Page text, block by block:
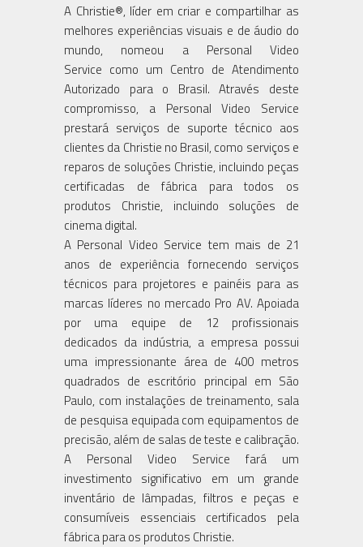
A Christie®, líder em criar e compartilhar as
melhores experiências visuais e de áudio do
mundo, nomeou a Personal Video
Service como um Centro de Atendimento
Autorizado para o Brasil. Através deste
compromisso, a Personal Video Service
prestará serviços de suporte técnico aos
clientes da Christie no Brasil, como serviços e
reparos de soluções Christie, incluindo peças
certificadas de fábrica para todos os
produtos Christie, incluindo soluções de
cinema digital.
A Personal Video Service tem mais de 21
anos de experiência fornecendo serviços
técnicos para projetores e painéis para as
marcas líderes no mercado Pro AV. Apoiada
por uma equipe de 12 profissionais
dedicados da indústria, a empresa possui
uma impressionante área de 400 metros
quadrados de escritório principal em São
Paulo, com instalações de treinamento, sala
de pesquisa equipada com equipamentos de
precisão, além de salas de teste e calibração.
A Personal Video Service fará um
investimento significativo em um grande
inventário de lâmpadas, filtros e peças e
consumíveis essenciais certificados pela
fábrica para os produtos Christie.